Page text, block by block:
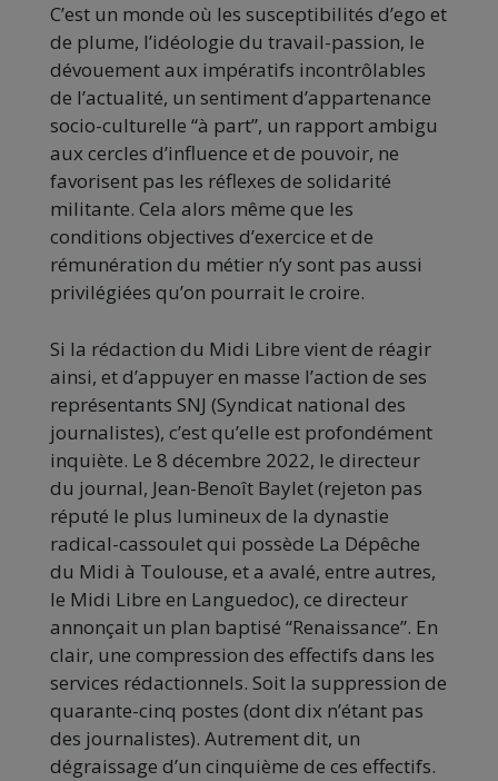
C’est un monde où les susceptibilités d’ego et
de plume, l’idéologie du travail-passion, le
dévouement aux impératifs incontrôlables
de l’actualité, un sentiment d’appartenance
socio-culturelle “à part”, un rapport ambigu
aux cercles d’influence et de pouvoir, ne
favorisent pas les réflexes de solidarité
militante. Cela alors même que les
conditions objectives d’exercice et de
rémunération du métier n’y sont pas aussi
privilégiées qu’on pourrait le croire.
Si la rédaction du Midi Libre vient de réagir
ainsi, et d’appuyer en masse l’action de ses
représentants SNJ (Syndicat national des
journalistes), c’est qu’elle est profondément
inquiète. Le 8 décembre 2022, le directeur
du journal, Jean-Benoît Baylet (rejeton pas
réputé le plus lumineux de la dynastie
radical-cassoulet qui possède La Dépêche
du Midi à Toulouse, et a avalé, entre autres,
le Midi Libre en Languedoc), ce directeur
annonçait un plan baptisé “Renaissance”. En
clair, une compression des effectifs dans les
services rédactionnels. Soit la suppression de
quarante-cinq postes (dont dix n’étant pas
des journalistes). Autrement dit, un
dégraissage d’un cinquième de ces effectifs.